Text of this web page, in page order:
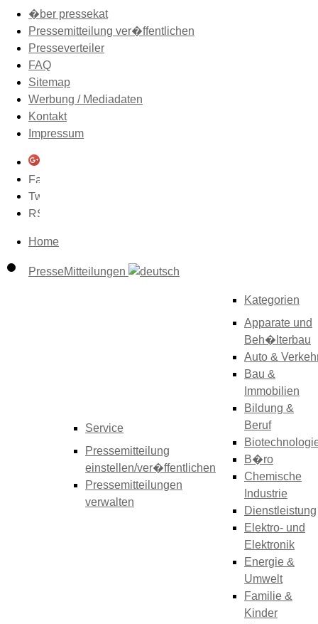
�ber pressekat
Pressemitteilung ver�ffentlichen
Presseverteiler
FAQ
Sitemap
Werbung / Mediadaten
Kontakt
Impressum
Home
PresseMitteilungen
Service
Pressemitteilung
einstellen/ver�ffentlichen
Pressemitteilungen
verwalten
Kategorien
Apparate und
Beh�lterbau
Auto &
Bau &
Immobilien
Bildung &
Beruf
B�ro
Chemische
Industrie
Dienstleistung
Elektro- und
Elektronik
Energie &
Umwelt
Familie &
Kinder